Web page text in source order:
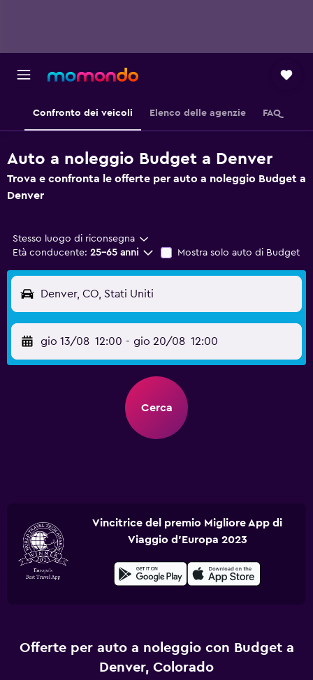
Confronto dei veicoli Elenco delle agenzie FAQ
Auto a noleggio Budget a Denver
Trova e confronta le offerte per auto a noleggio Budget a
Denver
Stesso luogo di riconsegna
Età conducente: 25-65 anni Mostra solo auto di Budget
Denver, CO, Stati Uniti
gio 13/08 12:00 - gio 20/08 12:00
Cerca
Vincitrice del premio Migliore App di
Viaggio d'Europa 2023
Offerte per auto a noleggio con Budget a
Denver, Colorado